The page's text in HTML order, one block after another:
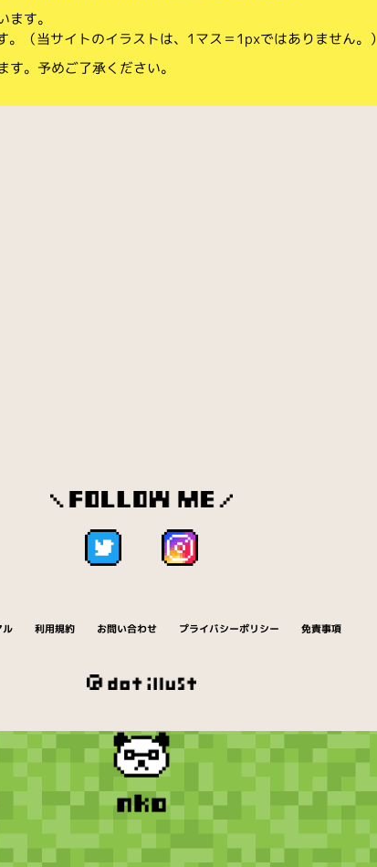
す。
（当サイトのイラストは、1マス＝1pxではありません。）
。予めご了承ください。
ル 利用規約 お問い合わせ プライバシーポリシー 免責事項